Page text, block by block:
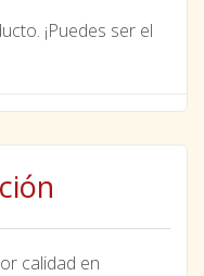
¡Puedes ser el
calidad en